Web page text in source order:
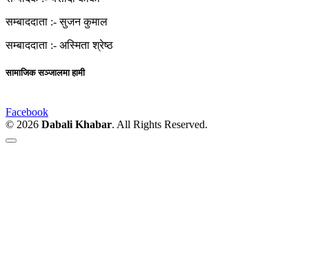
सम्बाददाता :-सुजन कुमाल
सम्बाददाता :- अस्मिता श्रेष्ठ
सामाजिक सञ्जालमा हामी
Facebook
© 2026 Dabali Khabar. All Rights Reserved.